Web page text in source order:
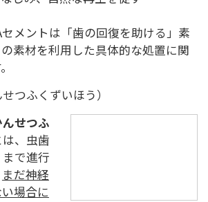
メントは「歯の回復を助ける」素
素材を利用した具体的な処置に関
つふくずいほう）
せつふ
、虫歯
で進行
まだ神経
場合に